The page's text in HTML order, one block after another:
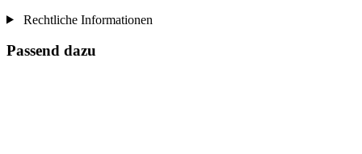
Rechtliche Informationen
Passend dazu